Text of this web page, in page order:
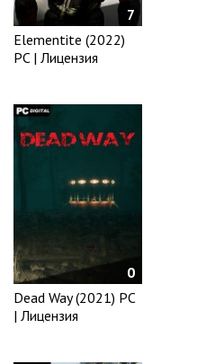
7
Elementite (2022)
PC | Лицензия
0
Dead Way (2021) PC
| Лицензия